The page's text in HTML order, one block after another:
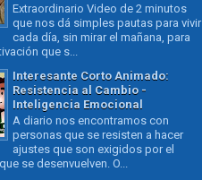
Extraordinario Video de 2 minutos
que nos dá simples pautas para vivir
cada día, sin mirar el mañana, para
que s...
Interesante Corto Animado:
Resistencia al Cambio -
Inteligencia Emocional
A diario nos encontramos con
personas que se resisten a hacer
ajustes que son exigidos por el
se desenvuelven. O...